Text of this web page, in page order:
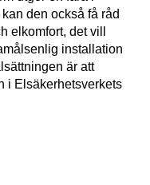
den också få råd
elkomfort, det vill
installation
är att
i Elsäkerhetsverkets